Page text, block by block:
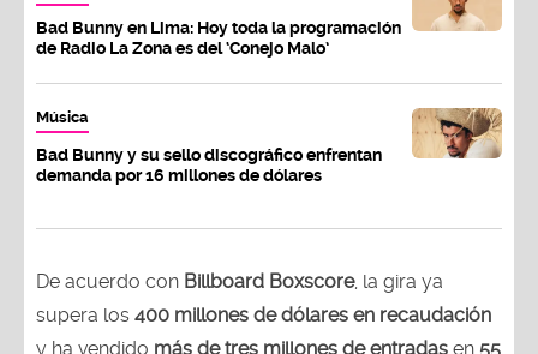
Bad Bunny en Lima: Hoy toda la programación
de Radio La Zona es del ‘Conejo Malo’
Música
Bad Bunny y su sello discográfico enfrentan
demanda por 16 millones de dólares
De acuerdo con Billboard Boxscore, la gira ya
supera los 400 millones de dólares en recaudación
y ha vendido más de tres millones de entradas en 55